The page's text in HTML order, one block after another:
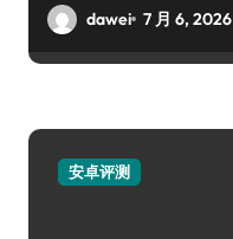
dawei 7 月 6, 2026
安卓评测